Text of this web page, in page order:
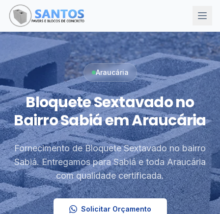
Araucária
Bloquete Sextavado no
Bairro Sabiá em Araucária
Fornecimento de Bloquete Sextavado no bairro
Sabiá. Entregamos para Sabiá e toda Araucária
com qualidade certificada.
Solicitar Orçamento